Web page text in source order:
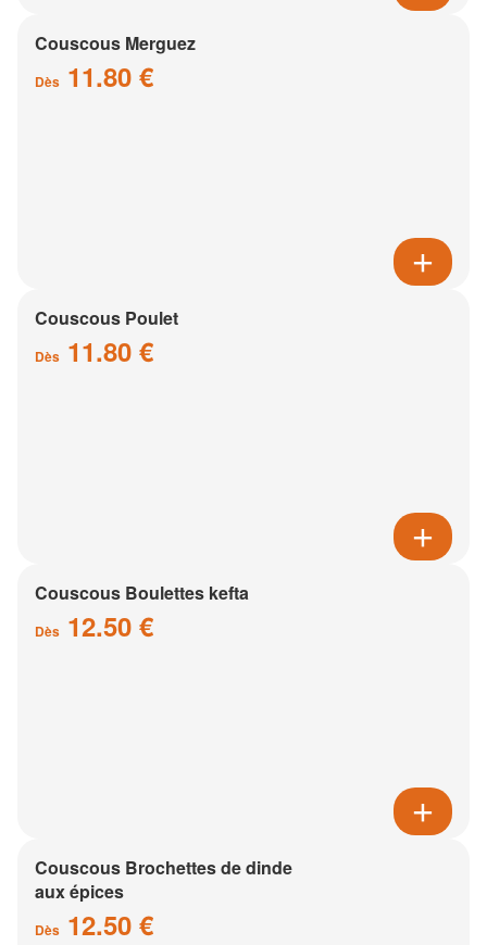
Couscous Merguez
Dès 11.80 €
Couscous Poulet
Dès 11.80 €
Couscous Boulettes kefta
Dès 12.50 €
Couscous Brochettes de dinde
aux épices
Dès 12.50 €